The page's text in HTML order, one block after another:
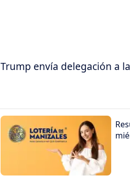
Trump envía delegación a